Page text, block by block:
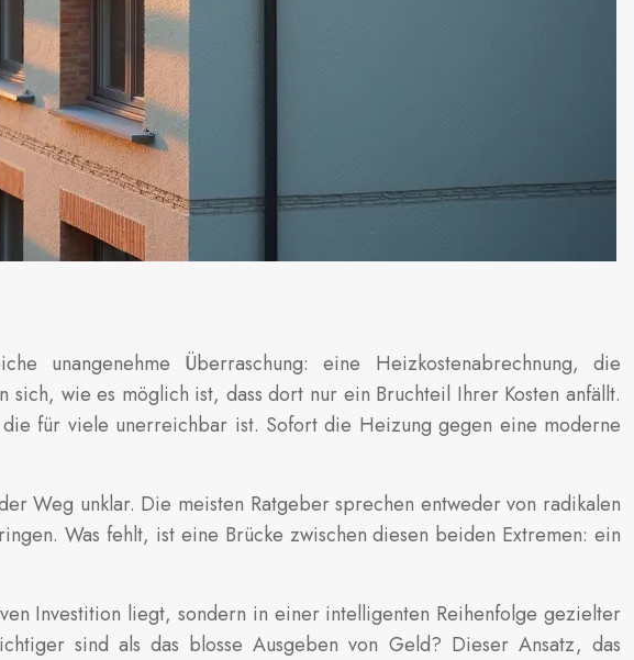
Überraschung: eine Heizkostenabrechnung, die
wie es möglich ist, dass dort nur ein Bruchteil Ihrer Kosten anfällt.
für viele unerreichbar ist. Sofort die Heizung gegen eine moderne
Weg unklar. Die meisten Ratgeber sprechen entweder von radikalen
Was fehlt, ist eine Brücke zwischen diesen beiden Extremen: ein
Investition liegt, sondern in einer intelligenten Reihenfolge gezielter
sind als das blosse Ausgeben von Geld? Dieser Ansatz, das